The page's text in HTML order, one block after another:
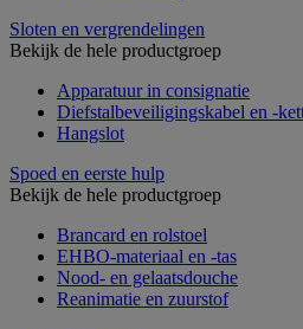
Sloten en vergrendelingen
Bekijk de hele productgroep
Apparatuur in consignatie
Diefstalbeveiligingskabel en -
Hangslot
Spoed en eerste hulp
Bekijk de hele productgroep
Brancard en rolstoel
EHBO-materiaal en -tas
Nood- en gelaatsdouche
Reanimatie en zuurstof